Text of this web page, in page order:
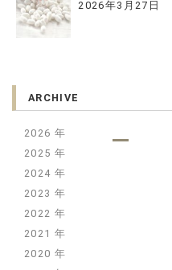
2026年3月27日
ARCHIVE
2026
2025
2024
2023
2022
2021
2020